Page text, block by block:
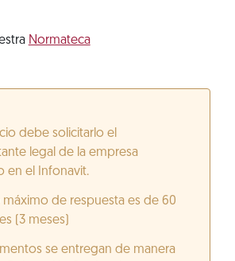
Normateca
debe solicitarlo el
legal de la empresa
en el Infonavit.
máximo de respuesta es de 60
(3 meses)
se entregan de manera